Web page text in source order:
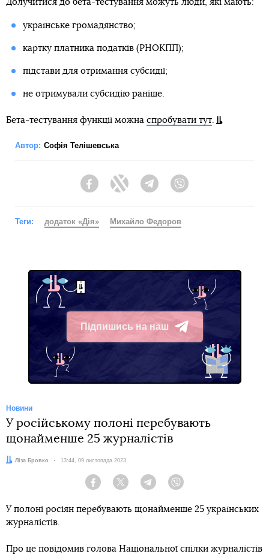
Долучитися до бета-тестування можуть люди, які мають:
українське громадянство;
картку платника податків (РНОКПП);
підстави для отримання субсидії;
не отримували субсидію раніше.
Бета-тестування функції можна спробувати тут.
Автор: Софія Телішевська
FacebookTwitter Telegram
Теги: додаток «Дія» Михайло Федоров
Підпишись на наш
Telegram
Новини
У російському полоні перебувають
щонайменше 25 журналістів
Автор:
Ліза Бровко Дата:
13:44, 09 листопада 2023
Facebook Twitter Telegram
У полоні росіян перебувають щонайменше 25 українських
журналістів.
Про це повідомив голова Національної спілки журналістів